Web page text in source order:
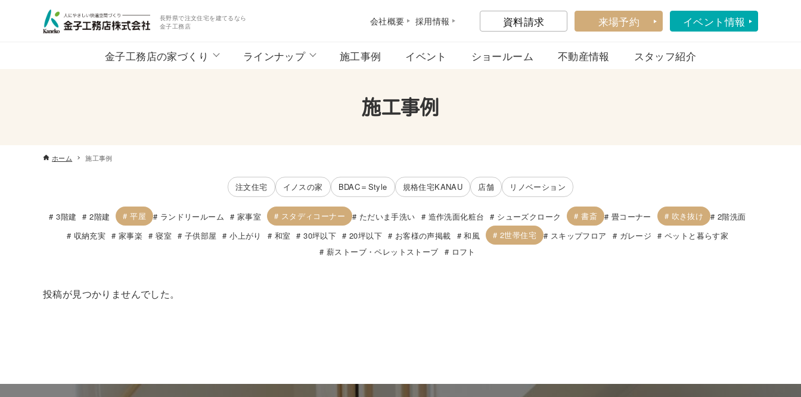
長野県で注文住宅を建てるなら
金子工務店
会社概要 採用情報 資料請求 来場予約 イベント情報
金子工務店の家づくり ラインナップ 施工事例 イベント ショールーム 不動産情報 スタッフ紹介
施工事例
ホーム 施工事例
注文住宅 イノスの家 BDAC＝Style 規格住宅KANAU 店舗 リノベーション
3階建 2階建 平屋 ランドリールーム 家事室 スタディコーナー ただいま手洗い 造作洗面化粧台 シューズクローク 書斎 畳コーナー 吹き抜け
2階洗面
収納充実
家事楽 寝室 子供部屋 小上がり 和室 30坪以下 20坪以下 お客様の声掲載 和風 2世帯住宅 スキップフロア ガレージ
ペットと暮らす家
薪ストーブ・ペレットストーブ
ロフト
投稿が見つかりませんでした。